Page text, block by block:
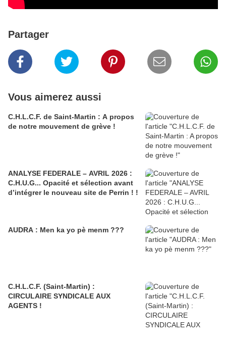
Partager
Vous aimerez aussi
C.H.L.C.F. de Saint-Martin : A propos
de notre mouvement de grève !
ANALYSE FEDERALE – AVRIL 2026 :
C.H.U.G... Opacité et sélection avant
d’intégrer le nouveau site de Perrin ! !
AUDRA : Men ka yo pè menm ???
C.H.L.C.F. (Saint-Martin) :
CIRCULAIRE SYNDICALE AUX
AGENTS !